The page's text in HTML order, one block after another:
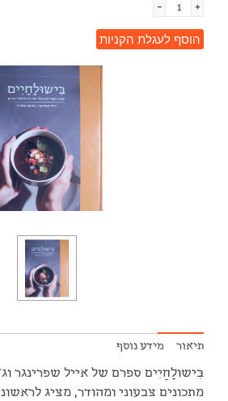
- +
הוסף לעגלת הקניות
תיאור מידע נוסף
בִּישוּלַחַיִים ספרם של אייל שפרינגר
מתכונים צבעוני ומהודר, מציג